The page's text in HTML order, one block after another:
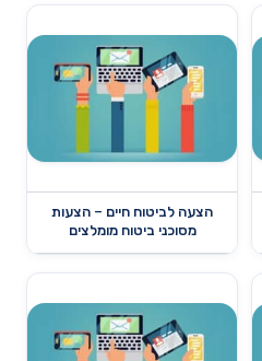
הצעה לביטוח חיים – הצעות
מסוכני ביטוח מומלצים